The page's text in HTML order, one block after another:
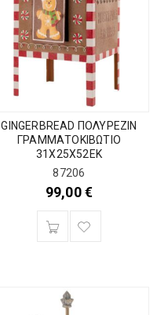
GINGERBREAD ΠΟΛΥΡΕΖΙΝ
ΓΡΑΜΜΑΤΟΚΙΒΩΤΙΟ
31Χ25Χ52ΕΚ
87206
99,00€